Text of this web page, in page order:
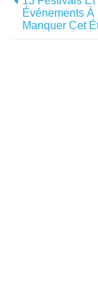
Événements À
Manquer Cet